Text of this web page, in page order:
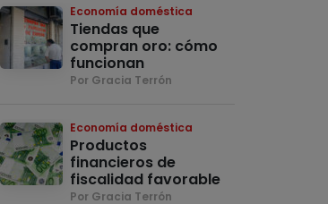
Economía doméstica
Tiendas que
compran oro: cómo
funcionan
Por Gracia Terrón
Economía doméstica
Productos
financieros de
fiscalidad favorable
Por Gracia Terrón